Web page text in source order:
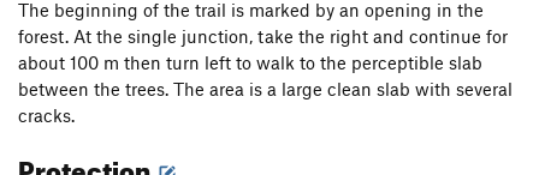
The beginning of the trail is marked by an opening in the
forest. At the single junction, take the right and continue for
about 100 m then turn left to walk to the perceptible slab
between the trees. The area is a large clean slab with several
cracks.
Protection